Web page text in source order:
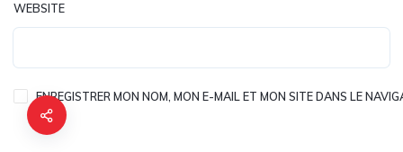
WEBSITE
ENREGISTRER MON NOM, MON E-MAIL ET MON SITE DANS LE